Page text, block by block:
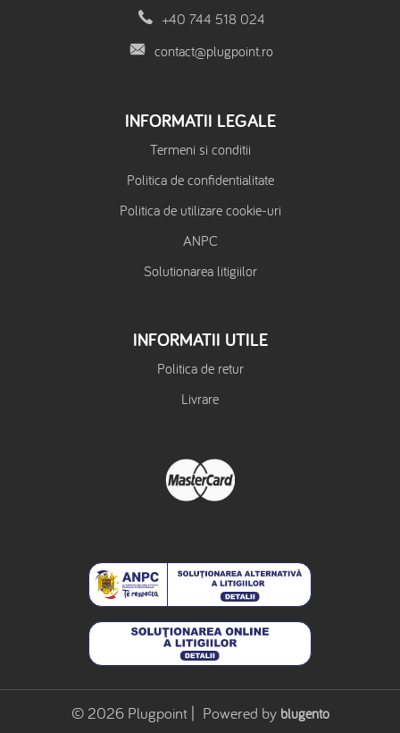
© 2026 Plugpoint | Powered by blugento
+40 744 518 024
contact@plugpoint.ro
INFORMATII LEGALE
Termeni si conditii
Politica de confidentialitate
Politica de utilizare cookie-uri
ANPC
Solutionarea litigiilor
INFORMATII UTILE
Politica de retur
Livrare